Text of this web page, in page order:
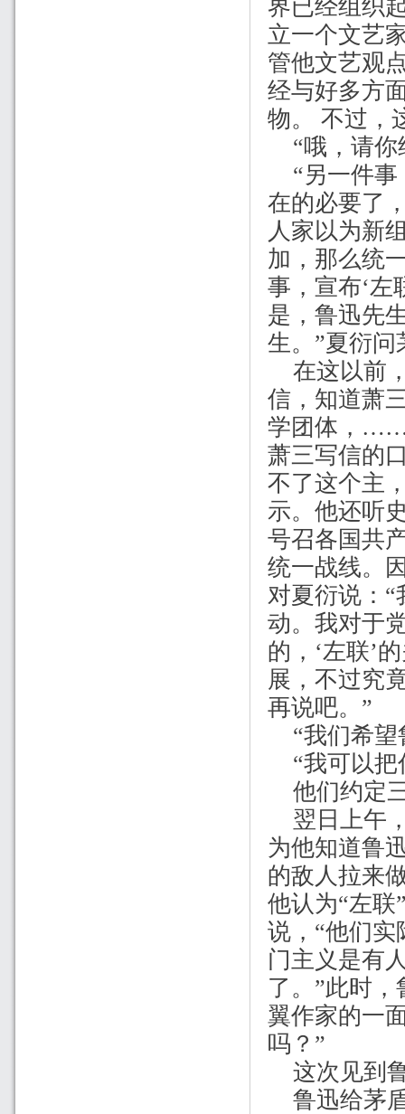
界已经组织
立一个文艺
管他文艺观
经与好多方
物。
不过，
“哦，请
“另一件
在的必要了
人家以为新
加，那么统
事，宣布‘左
是，鲁迅先
生。”夏衍问
在这以前
信，知道萧
学团体，……
萧三写信的
不了这个主
示。他还听
号召各国共
统一战线。
对夏衍说：
动。我对于
的，‘左联’
展，不过究
再说吧。”
“我们希
“我可以
他们约定
翌日上午
为他知道鲁
的敌人拉来
他认为“左联
说，“他们实
门主义是有
了。”此时，
翼作家的一
吗？”
这次见到
鲁迅给茅